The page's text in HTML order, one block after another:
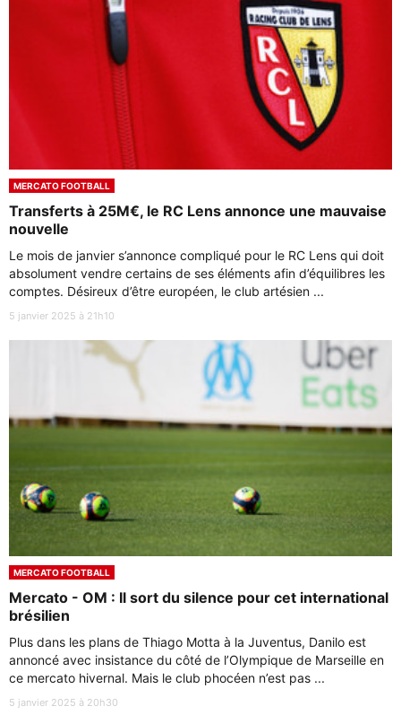
MERCATO FOOTBALL
Transferts à 25M€, le RC Lens annonce une mauvaise
nouvelle
Le mois de janvier s’annonce compliqué pour le RC Lens qui doit
absolument vendre certains de ses éléments afin d’équilibres les
comptes. Désireux d’être européen, le club artésien ...
5 janvier 2025 à 21h10
MERCATO FOOTBALL
Mercato - OM : Il sort du silence pour cet international
brésilien
Plus dans les plans de Thiago Motta à la Juventus, Danilo est
annoncé avec insistance du côté de l’Olympique de Marseille en
ce mercato hivernal. Mais le club phocéen n’est pas ...
5 janvier 2025 à 20h30